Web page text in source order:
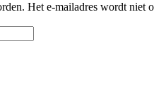
Het e-mailadres wordt